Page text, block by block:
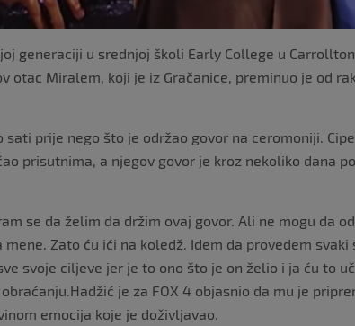
generaciji u srednjoj školi Early College u
otac Miralem, koji je iz Gračanice, preminuo je od
sati prije nego što je održao govor na ceromoniji.
prisutnima, a njegov govor je kroz nekoliko dana
se da želim da držim ovaj govor. Ali ne mogu da
Zato ću ići na koledž. Idem da provedem svaki
svoje ciljeve jer je to ono što je on želio i ja ću to
je za FOX 4 objasnio da mu je
emocija koje je doživljavao.